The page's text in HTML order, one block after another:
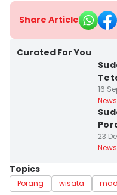
Share Article
Curated For You
16
News
23
News
Topics
Porang wisata